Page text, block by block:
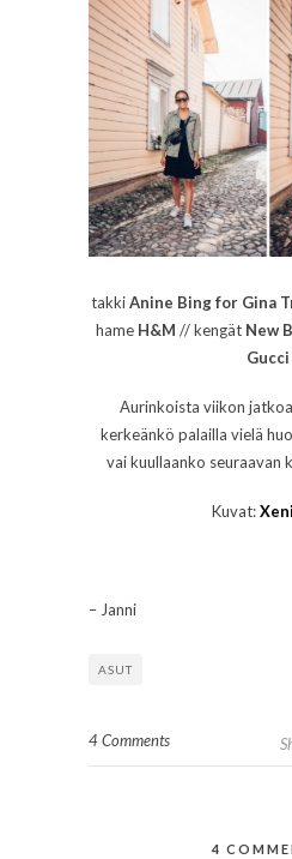
takkiAnine Bing for Gina
hame H&M // kengät New
Gucci
Aurinkoista viikon
kerkeänkö palailla vielä
vai kuullaanko seuraavan
Kuvat:
– Janni
ASUT
4 Comments
4